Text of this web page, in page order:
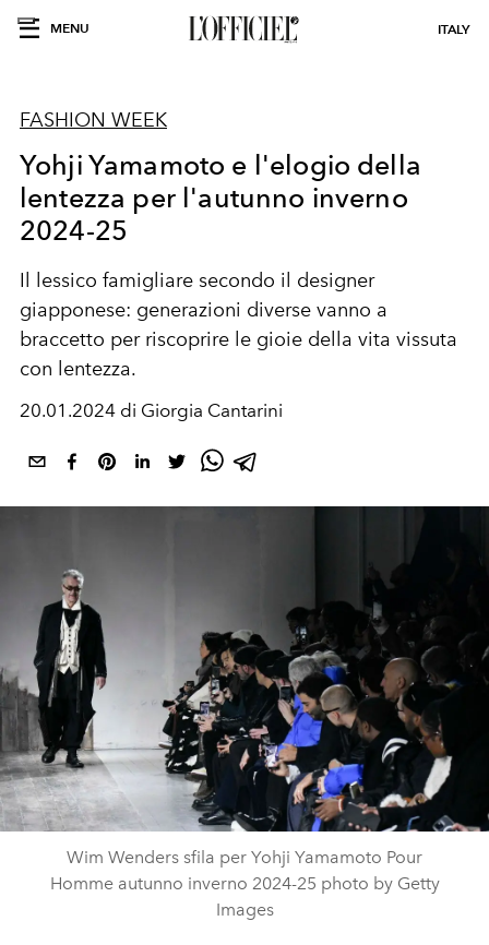
MENU ITALY
FASHION WEEK
Yohji Yamamoto e l'elogio della
lentezza per l'autunno inverno
2024-25
Il lessico famigliare secondo il designer
giapponese: generazioni diverse vanno a
braccetto per riscoprire le gioie della vita vissuta
con lentezza.
20.01.2024 di Giorgia Cantarini
Wim Wenders sfila per Yohji Yamamoto Pour
Homme autunno inverno 2024-25 photo by Getty
Images